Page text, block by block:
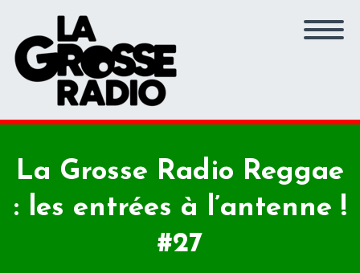
La Grosse Radio Reggae
: les entrées à l’antenne !
#27